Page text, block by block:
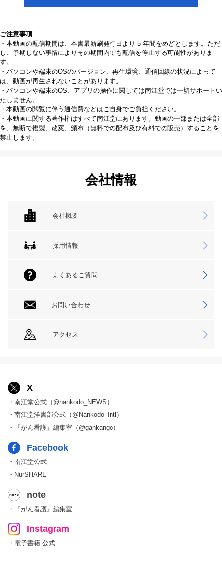
ご注意事項
・本動画の配信期間は、本書最新刷発行日より 5 年間をめどとします。ただ
し、予期しない事情によりその期間内でも配信を停止する可能性がありま
す。
・パソコンや端末のOSのバージョン、再生環境、通信回線の状況によって
は、動画が再生されないことがあります。
・パソコンや端末のOS、アプリの操作に関しては南江堂では一切サポートい
たしません。
・本動画の閲覧に伴う通信費などはご自身でご負担ください。
・本動画に関する著作権はすべて南江堂にあります。動画の一部または全部
を、無断で複製、改変、頒布（無料での配布及び有料での販売）することを
禁止します。
会社情報
会社概要
採用情報
よくあるご質問
お問い合わせ
アクセス
X
・南江堂公式（@nankodo_NEWS）
・南江堂洋書部公式（@Nankodo_Intl）
・『がん看護』編集室（@gankango）
Facebook
・南江堂公式
・NurSHARE
note
・『がん看護』編集室
Instagram
・電子書籍 公式